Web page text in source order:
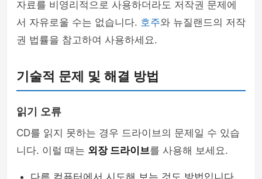
자료를 비영리적으로 사용하더라도 저작권 문제에
서 자유로울 수는 없습니다. 호주와 뉴질랜드의 저작
권 법률을 참고하여 사용하세요.
기술적 문제 및 해결 방법
읽기 오류
CD를 읽지 못하는 경우 드라이브의 문제일 수 있습
니다. 이럴 때는 외장 드라이브를 사용해 보세요.
다른 컴퓨터에서 시도해 보는 것도 방법입니다.